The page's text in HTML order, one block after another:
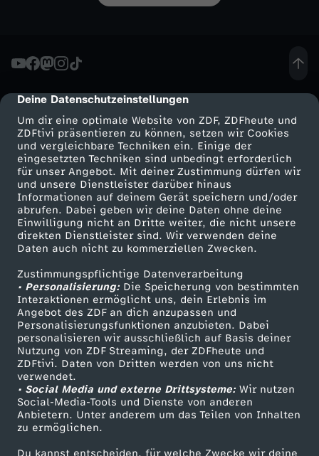
cmp-dialog-description
Deine Datenschutzeinstellungen
Um dir eine optimale Website von ZDF, ZDFheute und
ZDFtivi präsentieren zu können, setzen wir Cookies
und vergleichbare Techniken ein. Einige der
eingesetzten Techniken sind unbedingt erforderlich
für unser Angebot. Mit deiner Zustimmung dürfen wir
und unsere Dienstleister darüber hinaus
Informationen auf deinem Gerät speichern und/oder
abrufen. Dabei geben wir deine Daten ohne deine
Einwilligung nicht an Dritte weiter, die nicht unsere
direkten Dienstleister sind. Wir verwenden deine
Daten auch nicht zu kommerziellen Zwecken.
Zustimmungspflichtige Datenverarbeitung
• Personalisierung:Die Speicherung von bestimmten
Interaktionen ermöglicht uns, dein Erlebnis im
Angebot des ZDF an dich anzupassen und
Personalisierungsfunktionen anzubieten. Dabei
personalisieren wir ausschließlich auf Basis deiner
Nutzung von ZDF Streaming, der ZDFheute und
ZDFtivi. Daten von Dritten werden von uns nicht
verwendet.
• Social Media und externe Drittsysteme:Wir nutzen
Social-Media-Tools und Dienste von anderen
Anbietern. Unter anderem um das Teilen von Inhalten
zu ermöglichen.
Du kannst entscheiden, für welche Zwecke wir deine
Mehr ZDF
ZDF-Apps
Smart TV
ZDFtext
Livestreams
Sendungen A-Z
TV-Programm
Service
ZDFmitreden
Kontakt zum ZDF
Tickets
Zuschauerservice
Hilfe
ZDF Unternehmen
Karriere